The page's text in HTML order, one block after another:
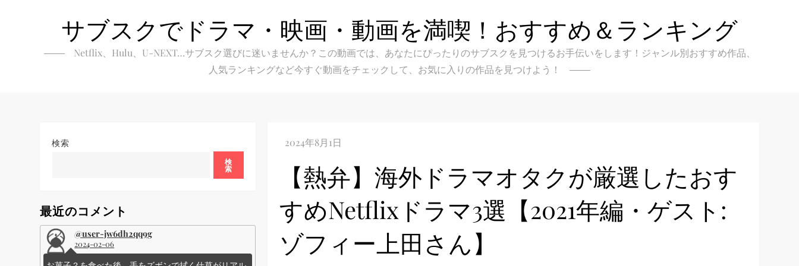
サブスクでドラマ・映画・動画を満喫！おすすめ＆ランキング
Netflix、Hulu、U-NEXT…サブスク選びに迷いませんか？この動画では、あなたにぴったりのサブスクを見つけるお手伝いをします！ジャンル別おすすめ作品、
人気ランキングなど今すぐ動画をチェックして、お気に入りの作品を見つけよう！
【熱弁】海外ドラマオタクが厳選したおす
すめNetflixドラマ3選【2021年編・ゲスト:
ゾフィー上田さん】
検索
検
索
最近のコメント
@user-jw6dh2qq9g
2024-02-06